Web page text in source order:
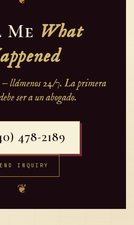
What
llámenos 24/7. La primera
ser a un abogado.
478-2189
INQUIRY
❦